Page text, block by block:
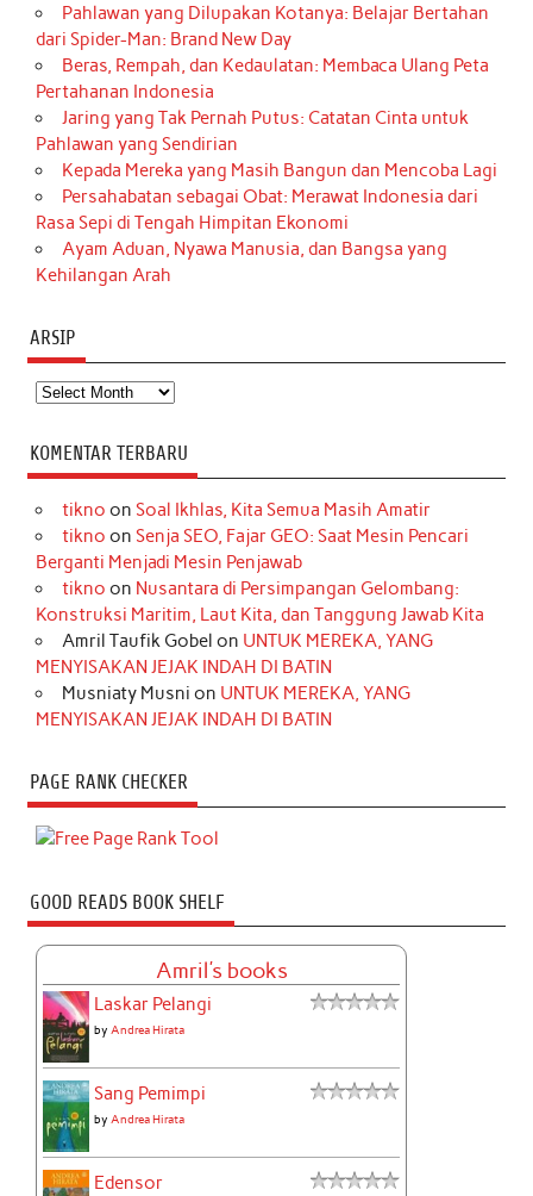
Pahlawan yang Dilupakan Kotanya: Belajar Bertahan
dari Spider-Man: Brand New Day
Beras, Rempah, dan Kedaulatan: Membaca Ulang Peta
Pertahanan Indonesia
Jaring yang Tak Pernah Putus: Catatan Cinta untuk
Pahlawan yang Sendirian
Kepada Mereka yang Masih Bangun dan Mencoba Lagi
Persahabatan sebagai Obat: Merawat Indonesia dari
Rasa Sepi di Tengah Himpitan Ekonomi
Ayam Aduan, Nyawa Manusia, dan Bangsa yang
Kehilangan Arah
ARSIP
Arsip
KOMENTAR TERBARU
tikno on Soal Ikhlas, Kita Semua Masih Amatir
tikno on Senja SEO, Fajar GEO: Saat Mesin Pencari
Berganti Menjadi Mesin Penjawab
tikno on Nusantara di Persimpangan Gelombang:
Konstruksi Maritim, Laut Kita, dan Tanggung Jawab Kita
Amril Taufik Gobel on UNTUK MEREKA, YANG
MENYISAKAN JEJAK INDAH DI BATIN
Musniaty Musni on UNTUK MEREKA, YANG
MENYISAKAN JEJAK INDAH DI BATIN
PAGE RANK CHECKER
GOOD READS BOOK SHELF
Amril's books
Laskar Pelangi
byAndrea Hirata
Sang Pemimpi
byAndrea Hirata
Edensor